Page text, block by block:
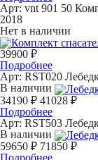
Арт: vnt 901 50
2018
Нет в наличии
39900 ₽
Подробнее
Арт: RST020
В наличии
34190 ₽ 41028 ₽
Подробнее
Арт: RST503
В наличии
59650 ₽ 71850 ₽
Подробнее